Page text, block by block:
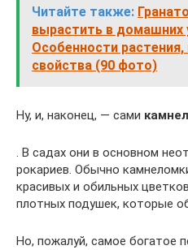
Читайте также:
вырастить в домашних
Особенности
свойства (90 фото)
Ну, и, наконец, — сами
. В садах они в основном
рокариев. Обычно
красивых и обильных
плотных подушек, которые
Но, пожалуй, самое богатое